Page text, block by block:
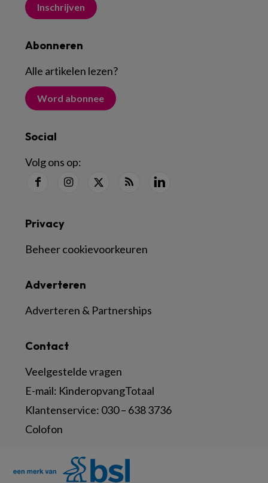
Inschrijven
Abonneren
Alle artikelen lezen?
Word abonnee
Social
Volg ons op:
Contact
Veelgestelde vragen
E-mail: KinderopvangTotaal
Klantenservice: 030 – 638 3736
Colofon
Adverteren
Adverteren & Partnerships
Privacy
Beheer cookievoorkeuren